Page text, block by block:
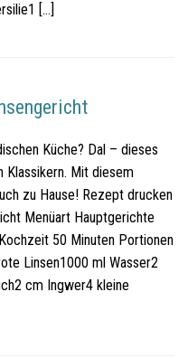
[…]
Küche? Dal – dieses
Klassikern. Mit diesem
zu Hause! Rezept drucken
Menüart Hauptgerichte
50 Minuten Portionen
Linsen1000 ml Wasser2
cm Ingwer4 kleine